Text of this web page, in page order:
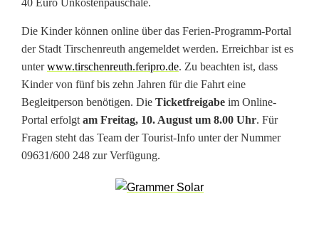
M
ü
n
c
h
40 Euro Unkostenpauschale.
Die Kinder können online über das Ferien-Programm-Portal
der Stadt Tirschenreuth angemeldet werden. Erreichbar ist es
unterwww.tirschenreuth.feripro.de. Zu beachten ist, dass
Kinder von fünf bis zehn Jahren für die Fahrt eine
Begleitperson benötigen. Die Ticketfreigabe im Online-
Portal erfolgt am Freitag, 10. August um 8.00 Uhr. Für
Fragen steht das Team der Tourist-Info unter der Nummer
09631/600 248 zur Verfügung.